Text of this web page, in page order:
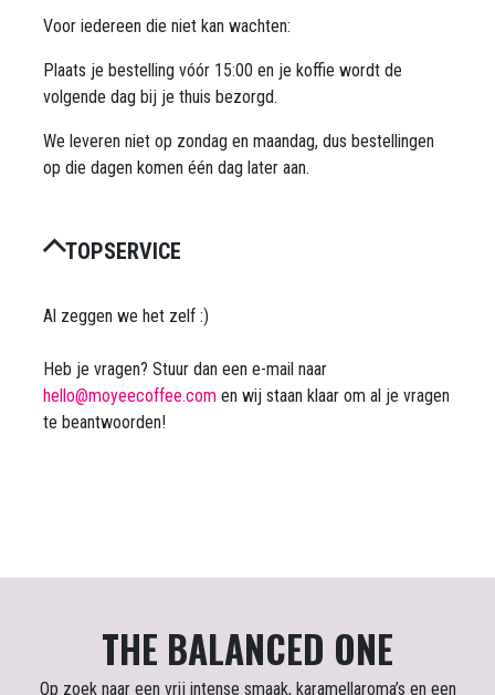
Voor iedereen die niet kan wachten:
Plaats je bestelling vóór 15:00 en je koffie wordt de
volgende dag bij je thuis bezorgd.
We leveren niet op zondag en maandag, dus bestellingen
op die dagen komen één dag later aan.
TOPSERVICE
Al zeggen we het zelf :)
Heb je vragen? Stuur dan een e-mail naar
hello@moyeecoffee.com en wij staan klaar om al je vragen
te beantwoorden!
THE BALANCED ONE
Op zoek naar een vrij intense smaak, karamellaroma’s en een